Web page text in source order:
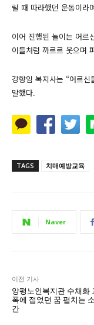
릴 때 따라했던 운동이라
이어 진행된 놀이는 어르
이들처럼 까르르 웃으며
강향임 복지사는 “어르
말했다.
TAGS 치매예방교육
Naver
이전 기사
양평노인복지관 수채화
폭에 접었던 꿈 펼치는
간